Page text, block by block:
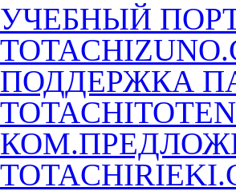
УЧЕБНЫЙ
ПОДДЕРЖКА